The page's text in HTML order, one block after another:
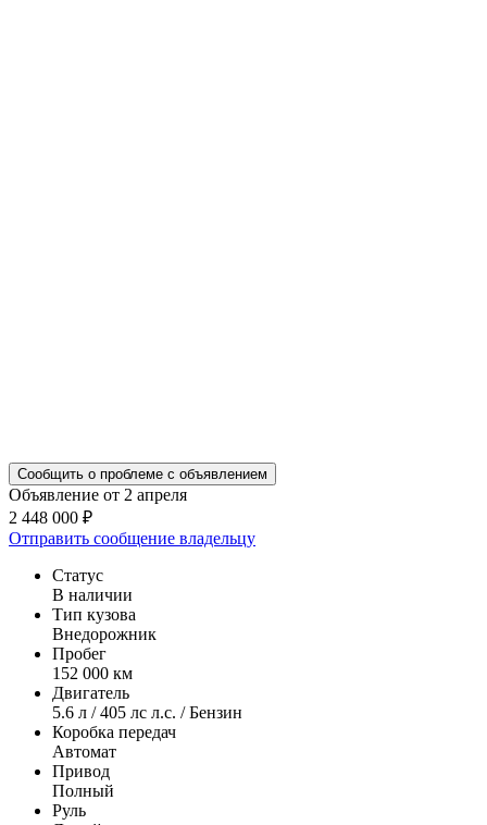
Сообщить о проблеме с объявлением
Объявление от 2 апреля
2 448 000 ₽
Отправить сообщение владельцу
Статус
В наличии
Тип кузова
Внедорожник
Пробег
152 000 км
Двигатель
5.6 л / 405 лс л.с. / Бензин
Коробка передач
Автомат
Привод
Полный
Руль